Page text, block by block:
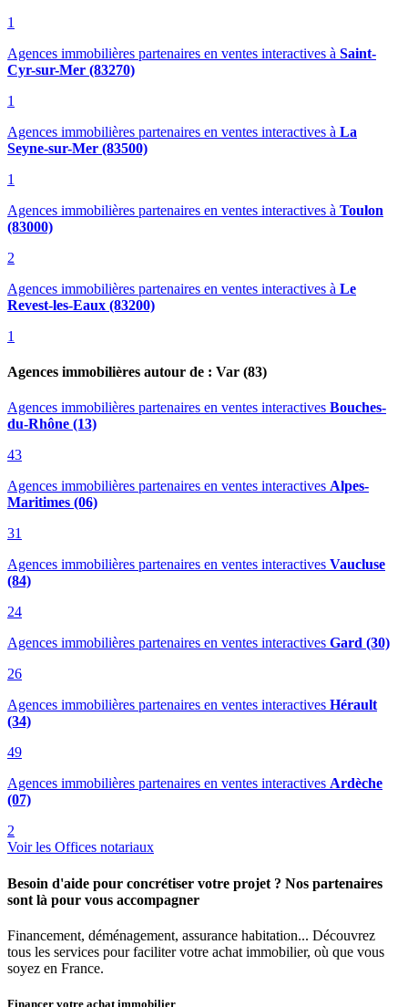
1
Agences immobilières partenaires en ventes interactives à Saint-
Cyr-sur-Mer (83270)
1
Agences immobilières partenaires en ventes interactives à La
Seyne-sur-Mer (83500)
1
Agences immobilières partenaires en ventes interactives à Toulon
(83000)
2
Agences immobilières partenaires en ventes interactives à Le
Revest-les-Eaux (83200)
1
Agences immobilières autour de : Var (83)
Agences immobilières partenaires en ventes interactives Bouches-
du-Rhône (13)
43
Agences immobilières partenaires en ventes interactives Alpes-
Maritimes (06)
31
Agences immobilières partenaires en ventes interactives Vaucluse
(84)
24
Agences immobilières partenaires en ventes interactives Gard (30)
26
Agences immobilières partenaires en ventes interactives Hérault
(34)
49
Agences immobilières partenaires en ventes interactives Ardèche
(07)
2
Voir les Offices notariaux
Besoin d'aide pour concrétiser votre projet ? Nos partenaires
sont là pour vous accompagner
Financement, déménagement, assurance habitation... Découvrez
tous les services pour faciliter votre achat immobilier, où que vous
soyez en France.
Financer votre achat immobilier